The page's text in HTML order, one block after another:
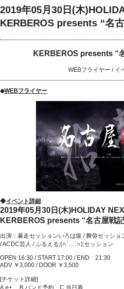
2019年05月30日(木
KERBEROS presents “名
KERBEROS presents “
WEBフライヤー / イ
◆WEBフライヤー
◆イベント詳細
2019年05月30日(木)HOLIDAY
KERBEROS presents “名古屋戦
出演：暴走セッションいろは坂 / 舞弥セッショ
/ ACDC芸人 / ふるえる;(∩´﹏`∩);セッション
OPEN 16:30 / START 17:00 / END 21:30
ADV ￥3,000 / DOOR ￥3,500
[チケット詳細]
A.e+ 、B.バンド予約、C.当日券